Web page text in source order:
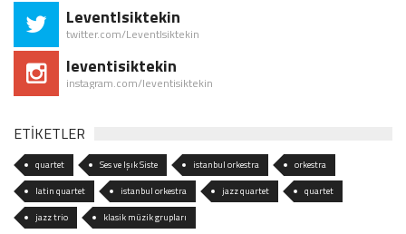
LeventIsiktekin
twitter.com/LeventIsiktekin
leventisiktekin
instagram.com/leventisiktekin
ETİKETLER
quartet Ses ve Işık Siste istanbul orkestra
orkestra
latin quartet
istanbul orkestra jazz quartet
quartet
jazz trio
klasik müzik grupları